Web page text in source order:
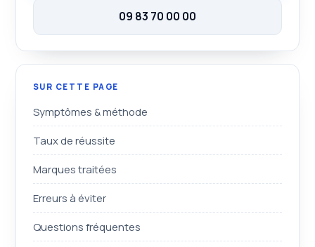
09 83 70 00 00
SUR CETTE PAGE
Symptômes & méthode
Taux de réussite
Marques traitées
Erreurs à éviter
Questions fréquentes